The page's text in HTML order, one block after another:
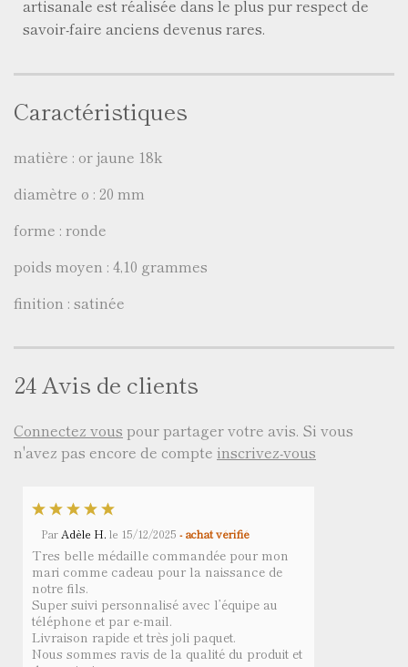
artisanale est réalisée dans le plus pur respect de
savoir-faire anciens devenus rares.
Caractéristiques
matière : or jaune 18k
diamètre ø : 20 mm
forme : ronde
poids moyen : 4,10 grammes
finition : satinée
24 Avis de clients
Connectez vous pour partager votre avis. Si vous
n'avez pas encore de compte inscrivez-vous
Par Adèle H. le 15/12/2025 - achat vérifié
Tres belle médaille commandée pour mon
mari comme cadeau pour la naissance de
notre fils.
Super suivi personnalisé avec l’équipe au
téléphone et par e-mail.
Livraison rapide et très joli paquet.
Nous sommes ravis de la qualité du produit et